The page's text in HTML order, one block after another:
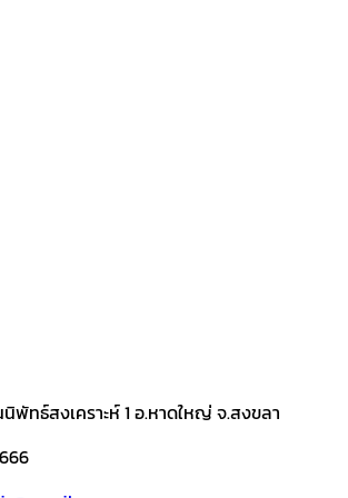
พัทธ์สงเคราะห์ 1 อ.หาดใหญ่ จ.สงขลา